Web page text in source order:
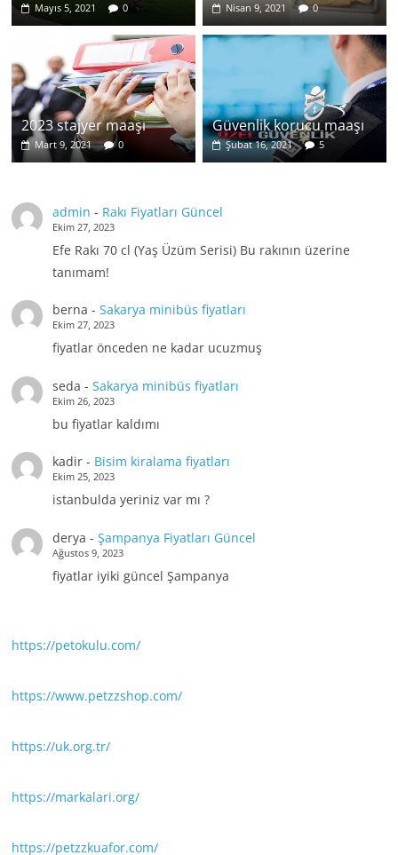
Mayıs 5, 2021 0 Nisan 9, 2021 0
2023 stajyer maaşı
Mart 9, 2021 0
Güvenlik korucu maaşı
Şubat 16, 2021 5
admin - Rakı Fiyatları Güncel
Ekim 27, 2023
Efe Rakı 70 cl (Yaş Üzüm Serisi) Bu rakının üzerine
tanımam!
berna - Sakarya minibüs fiyatları
Ekim 27, 2023
fiyatlar önceden ne kadar ucuzmuş
seda - Sakarya minibüs fiyatları
Ekim 26, 2023
bu fiyatlar kaldımı
kadir- Bisim kiralama fiyatları
Ekim 25, 2023
istanbulda yeriniz var mı ?
derya - Şampanya Fiyatları Güncel
Ağustos 9, 2023
fiyatlar iyiki güncel Şampanya
https://petokulu.com/
https://www.petzzshop.com/
https://uk.org.tr/
https://markalari.org/
https://petzzkuafor.com/